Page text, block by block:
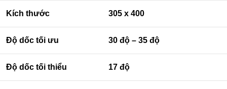
Kích thước 305 x 400
Độ dốc tối ưu 30 độ – 35 độ
Độ dốc tối thiểu 17 độ